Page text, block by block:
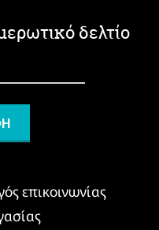
δελτίο
επικοινωνίας